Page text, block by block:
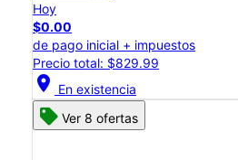
Hoy
$0.00
de pago inicial + impuestos
Precio total: $829.99
location_on En existencia
Ver 8 ofertas